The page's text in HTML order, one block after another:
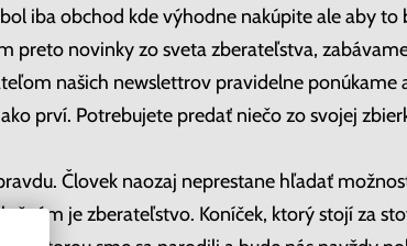
iba obchod kde výhodne nakúpite ale aby to
preto novinky zo sveta zberateľstva,
našich newslettrov pravidelne ponúkame
prví. Potrebujete predať niečo zo svojej
Človek naozaj neprestane hľadať
je zberateľstvo. Koníček, ktorý stojí za